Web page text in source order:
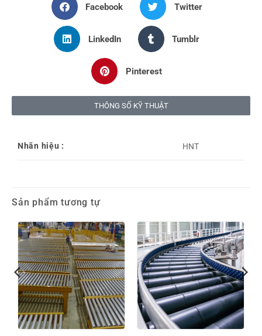
Facebook Twitter
LinkedIn Tumblr
Pinterest
THÔNG SỐ KỸ THUẬT
Nhãn hiệu : HNT
Sản phẩm tương tự